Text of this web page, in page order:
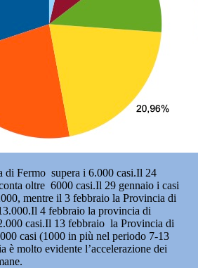
di Fermo supera i 6.000 casi.Il 24
oltre 6000 casi.Il 29 gennaio i casi
mentre il 3 febbraio la Provincia di
4 febbraio la provincia di
casi.Il 13 febbraio la Provincia di
casi (1000 in più nel periodo 7-13
è molto evidente l’accelerazione dei